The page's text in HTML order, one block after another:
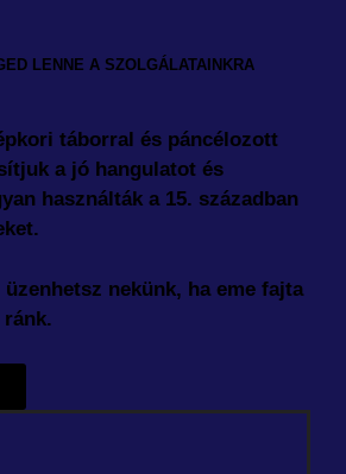
LENNE A SZOLGÁLATAINKRA
táborral és páncélozott
a jó hangulatot és
használták a 15. században
nekünk, ha eme fajta